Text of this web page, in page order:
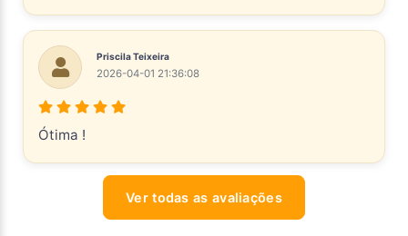
Priscila Teixeira
2026-04-01 21:36:08
Ótima !
Ver todas as avaliações